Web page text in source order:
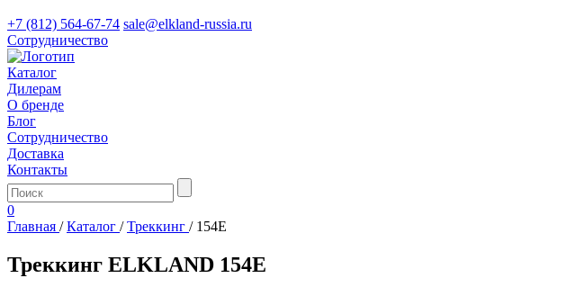
+7 (812) 564-67-74 sale@elkland-russia.ru
Сотрудничество
Каталог
Дилерам
О бренде
Блог
Сотрудничество
Доставка
Контакты
0
Главная / Каталог / Треккинг / 154E
Треккинг ELKLAND 154E